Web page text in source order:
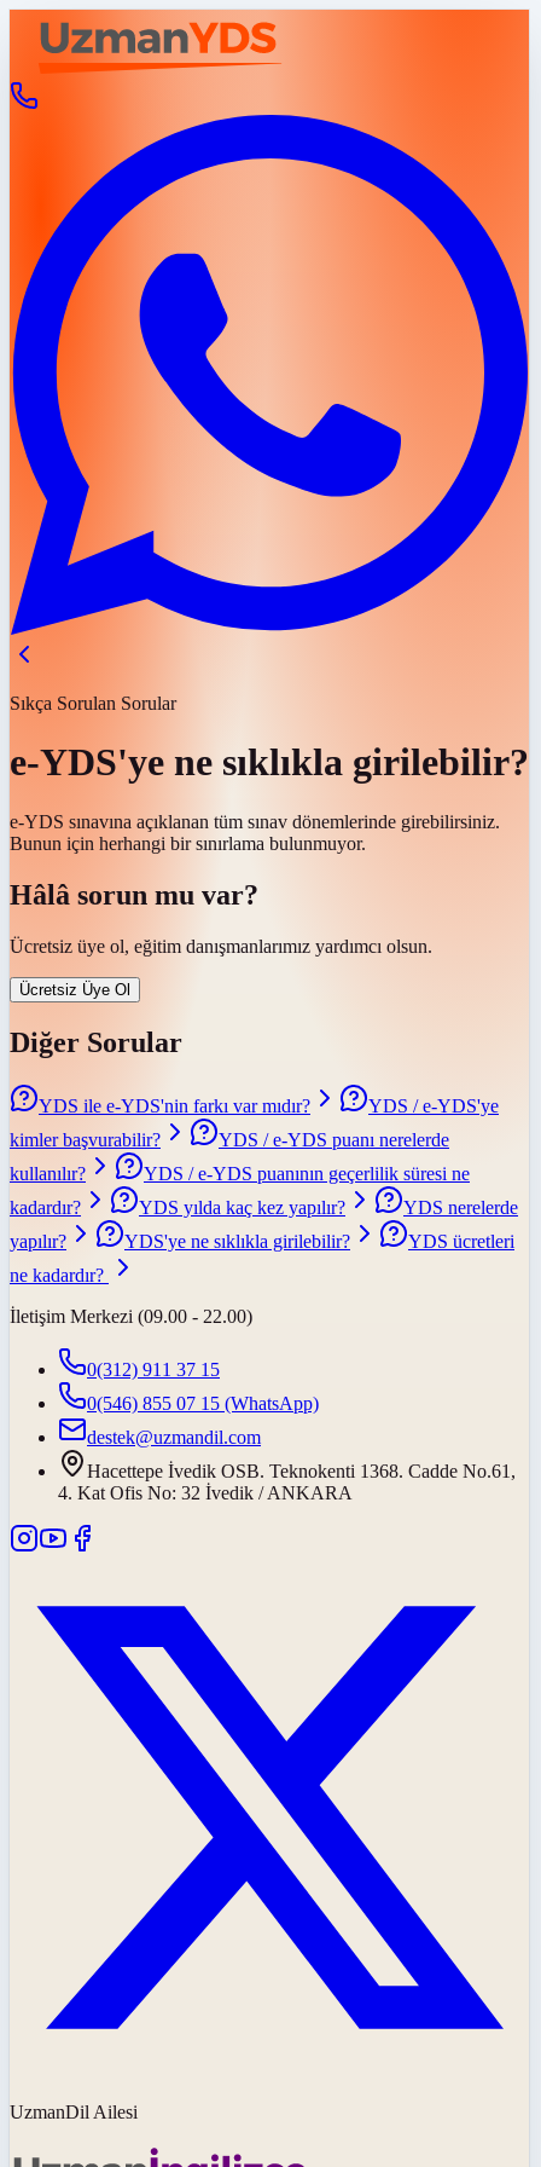
Sıkça Sorulan Sorular
e-YDS'ye ne sıklıkla girilebilir?
e-YDS sınavına açıklanan tüm sınav dönemlerinde girebilirsiniz.
Bunun için herhangi bir sınırlama bulunmuyor.
Hâlâ sorun mu var?
Ücretsiz üye ol, eğitim danışmanlarımız yardımcı olsun.
Ücretsiz Üye Ol
Diğer Sorular
YDS ile e-YDS'nin farkı var mıdır?
YDS / e-YDS'ye
kimler başvurabilir?
YDS / e-YDS puanı nerelerde
kullanılır?
YDS / e-YDS puanının geçerlilik süresi ne
kadardır?
YDS yılda kaç kez yapılır?
YDS nerelerde
yapılır?
YDS'ye ne sıklıkla girilebilir?
YDS ücretleri
ne kadardır?
İletişim Merkezi (09.00 - 22.00)
0(312) 911 37 15
0(546) 855 07 15 (WhatsApp)
destek@uzmandil.com
Hacettepe İvedik OSB. Teknokenti 1368. Cadde No.61,
4. Kat Ofis No: 32 İvedik / ANKARA
UzmanDil Ailesi